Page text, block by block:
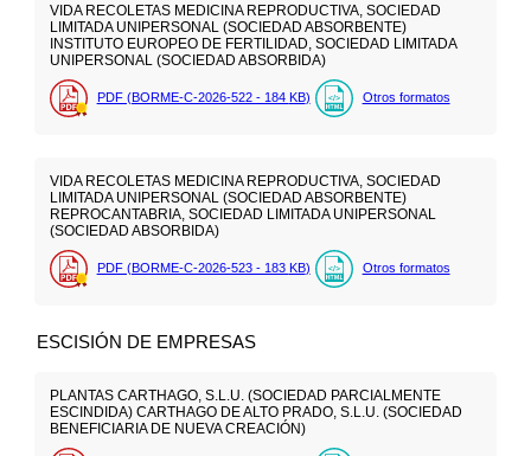
VIDA RECOLETAS MEDICINA REPRODUCTIVA, SOCIEDAD
LIMITADA UNIPERSONAL (SOCIEDAD ABSORBENTE)
INSTITUTO EUROPEO DE FERTILIDAD, SOCIEDAD LIMITADA
UNIPERSONAL (SOCIEDAD ABSORBIDA)
PDF (BORME-C-2026-522 - 184 KB) Otros formatos
VIDA RECOLETAS MEDICINA REPRODUCTIVA, SOCIEDAD
LIMITADA UNIPERSONAL (SOCIEDAD ABSORBENTE)
REPROCANTABRIA, SOCIEDAD LIMITADA UNIPERSONAL
(SOCIEDAD ABSORBIDA)
PDF (BORME-C-2026-523 - 183 KB) Otros formatos
ESCISIÓN DE EMPRESAS
PLANTAS CARTHAGO, S.L.U. (SOCIEDAD PARCIALMENTE
ESCINDIDA) CARTHAGO DE ALTO PRADO, S.L.U. (SOCIEDAD
BENEFICIARIA DE NUEVA CREACIÓN)